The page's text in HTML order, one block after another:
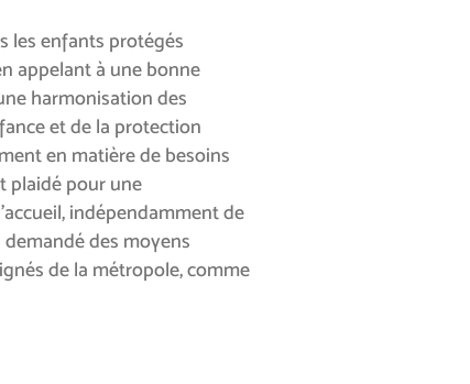
les enfants protégés
appelant à une bonne
harmonisation des
et de la protection
en matière de besoins
plaidé pour une
indépendamment de
demandé des moyens
de la métropole, comme